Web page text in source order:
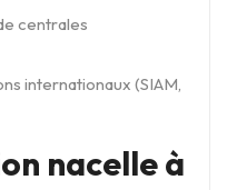
centrales
internationaux (SIAM,
nacelle à